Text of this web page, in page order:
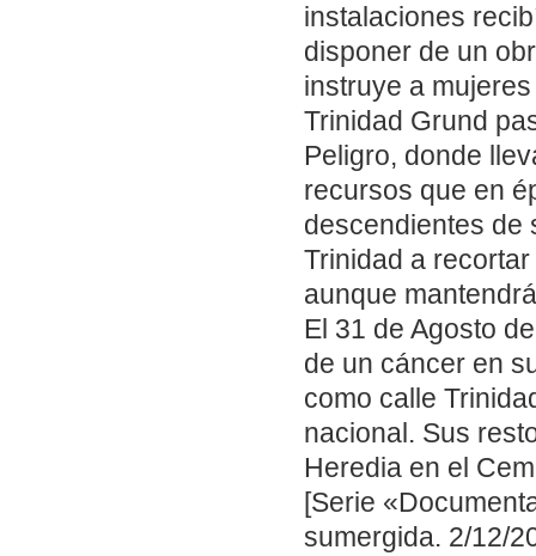
instalaciones
disponer de un
instruye a
Trinidad Grund
Peligro, donde
recursos que en
descendientes de
Trinidad a
aunque
El 31 de Agosto
de un cáncer en
como calle
nacional. Sus
Heredia en el
[Serie
sumergida. 2/12/